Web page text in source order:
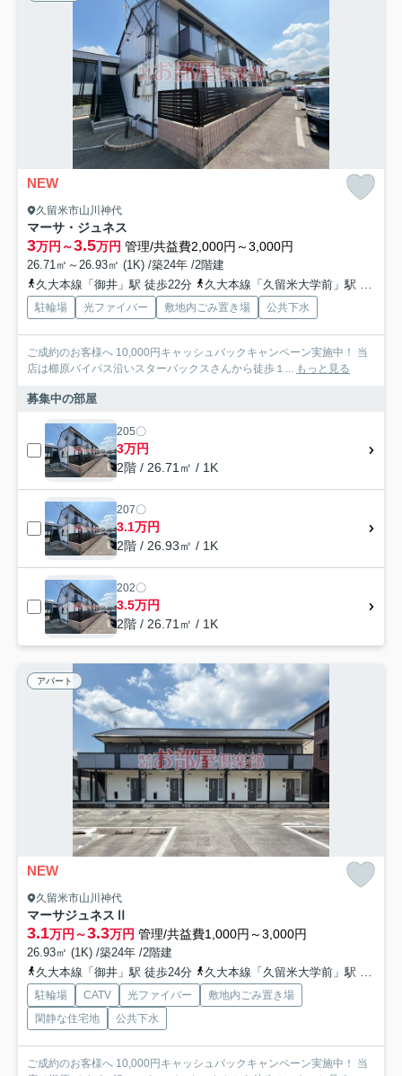
NEW
久留米市山川神代
マーサ・ジュネス
3万円～3.5万円 管理/共益費2,000円～3,000円
26.71㎡～26.93㎡ (1K) /築24年 /2階建
久大本線「御井」駅 徒歩22分
久大本線「久留米大学前」駅 徒歩29分
駐輪場 光ファイバー 敷地内ごみ置き場 公共下水
ご成約のお客様へ 10,000円キャッシュバックキャンペーン実施中！ 当
店は櫛原バイパス沿いスターバックスさんから徒歩１... もっと見る
募集中の部屋
205〇
3万円
2階 / 26.71㎡ / 1K
207〇
3.1万円
2階 / 26.93㎡ / 1K
202〇
3.5万円
2階 / 26.71㎡ / 1K
アパート
NEW
久留米市山川神代
マーサジュネスⅡ
3.1万円～3.3万円 管理/共益費1,000円～3,000円
26.93㎡ (1K) /築24年 /2階建
久大本線「御井」駅 徒歩24分
久大本線「久留米大学前」駅 徒歩32分
駐輪場 CATV 光ファイバー
敷地内ごみ置き場
閑静な住宅地
公共下水
ご成約のお客様へ 10,000円キャッシュバックキャンペーン実施中！ 当